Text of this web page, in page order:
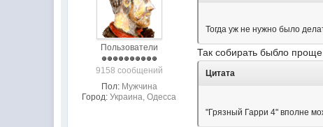
Пользователи
9158 сообщений
Пол: Мужчина
Город: Украина, Одесса
Тогда уж не нужно было
Так собирать быбло
Цитата
"Грязный Гарри 4" вполне